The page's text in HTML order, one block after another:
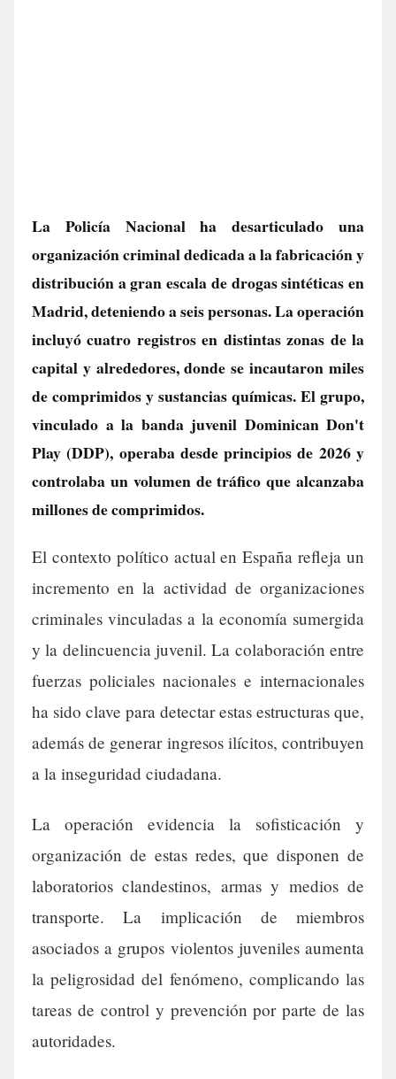
La Policía Nacional ha desarticulado una
organización criminal dedicada a la fabricación y
distribución a gran escala de drogas sintéticas en
Madrid, deteniendo a seis personas. La operación
incluyó cuatro registros en distintas zonas de la
capital y alrededores, donde se incautaron miles
de comprimidos y sustancias químicas. El grupo,
vinculado a la banda juvenil Dominican Don't
Play (DDP), operaba desde principios de 2026 y
controlaba un volumen de tráfico que alcanzaba
millones de comprimidos.
El contexto político actual en España refleja un
incremento en la actividad de organizaciones
criminales vinculadas a la economía sumergida
y la delincuencia juvenil. La colaboración entre
fuerzas policiales nacionales e internacionales
ha sido clave para detectar estas estructuras que,
además de generar ingresos ilícitos, contribuyen
a la inseguridad ciudadana.
La operación evidencia la sofisticación y
organización de estas redes, que disponen de
laboratorios clandestinos, armas y medios de
transporte. La implicación de miembros
asociados a grupos violentos juveniles aumenta
la peligrosidad del fenómeno, complicando las
tareas de control y prevención por parte de las
autoridades.